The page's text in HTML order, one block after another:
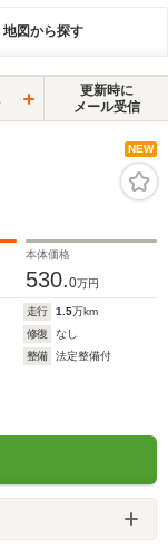
地図から探す
更新時に
メール受信
NEW
本体価格
530.0万円
走行 1.5万km
修復
なし
整備
法定整備付